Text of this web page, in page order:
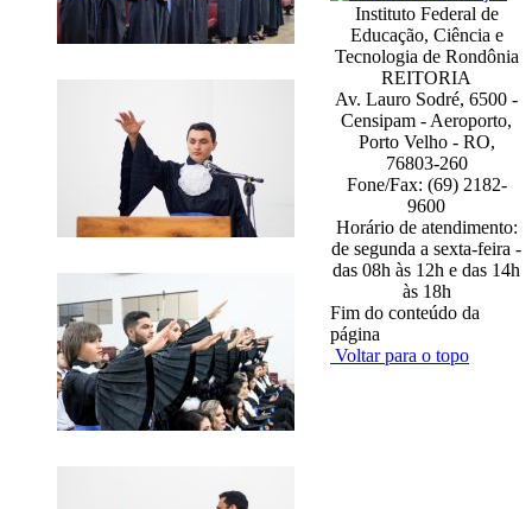
Instituto Federal de
Educação, Ciência e
Tecnologia de Rondônia
REITORIA
Av. Lauro Sodré, 6500 -
Censipam - Aeroporto,
Porto Velho - RO,
76803-260
Fone/Fax: (69) 2182-
9600
Horário de atendimento:
de segunda a sexta-feira -
das 08h às 12h e das 14h
às 18h
Fim do conteúdo da
página
Voltar para o topo